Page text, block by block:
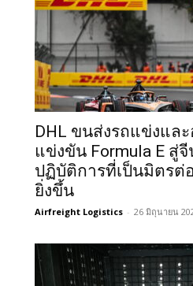
DHL ขนส่งรถแข่งแล
แข่งขัน Formula E สู่
ปฏิบัติการที่เป็นมิตรต่
ยิ่งขึ้น
Airfreight Logistics - 26 มิถุนายน